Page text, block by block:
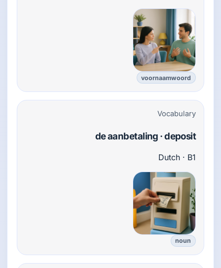
voornaamwoord
Vocabulary
de aanbetaling · deposit
Dutch · B1
noun